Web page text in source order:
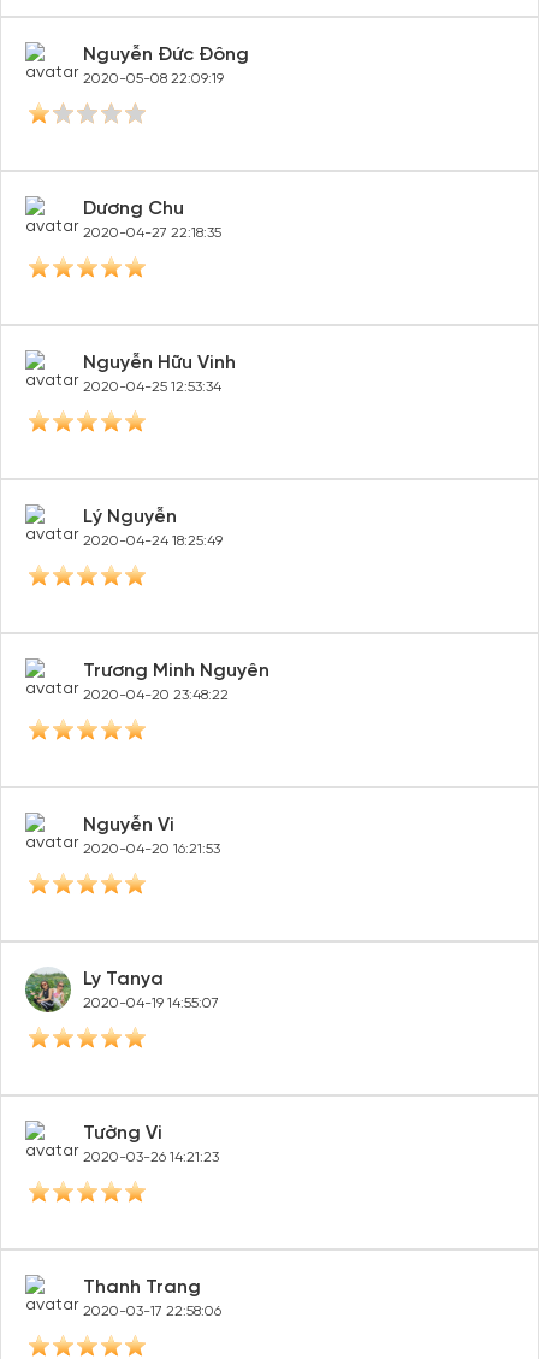
Nguyễn Đức Đông
2020-05-08 22:09:19
Dương Chu
2020-04-27 22:18:35
Nguyễn Hữu Vinh
2020-04-25 12:53:34
Lý Nguyễn
2020-04-24 18:25:49
Trương Minh Nguyên
2020-04-20 23:48:22
Nguyễn Vi
2020-04-20 16:21:53
Ly Tanya
2020-04-19 14:55:07
Tường Vi
2020-03-26 14:21:23
Thanh Trang
2020-03-17 22:58:06